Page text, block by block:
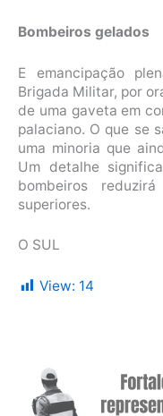
Bombeiros gelados
E emancipação
Brigada Militar, por
de uma gaveta em
palaciano. O que se
uma minoria que
Um detalhe
bombeiros
superiores.
O SUL
View: 14